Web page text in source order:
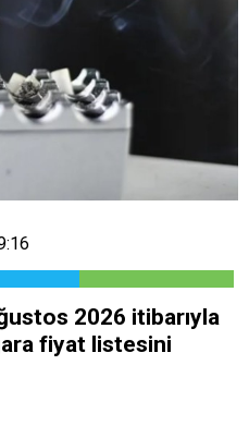
2026 itibarıyla
fiyat listesini